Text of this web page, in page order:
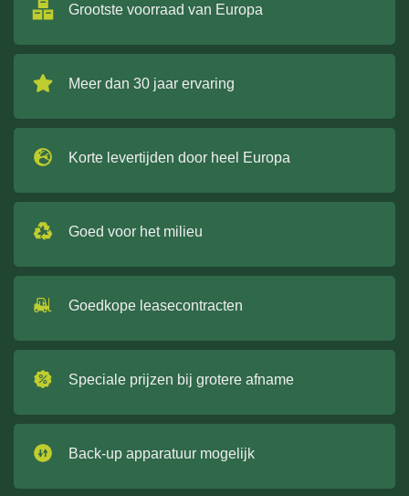
Grootste voorraad van Europa
Meer dan 30 jaar ervaring
Korte levertijden door heel Europa
Goed voor het milieu
Goedkope leasecontracten
Speciale prijzen bij grotere afname
Back-up apparatuur mogelijk